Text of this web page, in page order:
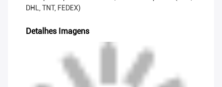
DHL, TNT, FEDEX)
Detalhes Imagens